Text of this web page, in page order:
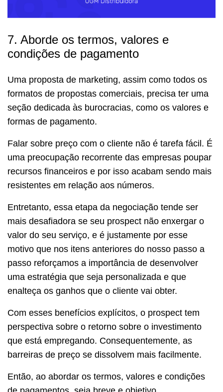
7. Aborde os termos, valores e
condições de pagamento
Uma proposta de marketing, assim como todos os
formatos de propostas comerciais, precisa ter uma
seção dedicada às burocracias, como os valores e
formas de pagamento.
Falar sobre preço com o cliente não é tarefa fácil. É
uma preocupação recorrente das empresas poupar
recursos financeiros e por isso acabam sendo mais
resistentes em relação aos números.
Entretanto, essa etapa da negociação tende ser
mais desafiadora se seu prospect não enxergar o
valor do seu serviço, e é justamente por esse
motivo que nos itens anteriores do nosso passo a
passo reforçamos a importância de desenvolver
uma estratégia que seja personalizada e que
enalteça os ganhos que o cliente vai obter.
Com esses benefícios explícitos, o prospect tem
perspectiva sobre o retorno sobre o investimento
que está empregando. Consequentemente, as
barreiras de preço se dissolvem mais facilmente.
Então, ao abordar os termos, valores e condições